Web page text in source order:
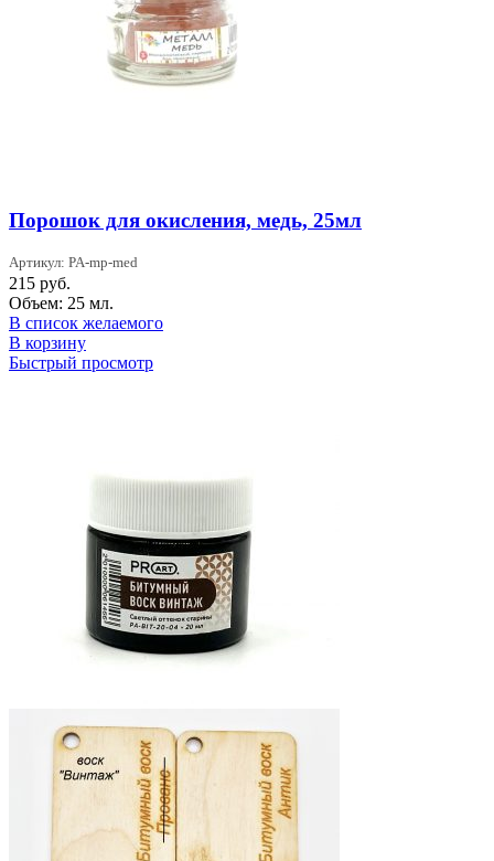
Порошок для окисления, медь, 25мл
Артикул: PA-mp-med
215 руб.
Объем: 25 мл.
В список желаемого
В корзину
Быстрый просмотр